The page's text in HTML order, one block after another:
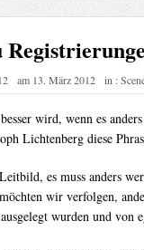
am 13. März 2012 in :
wird, wenn es
Lichtenberg diese
es muss anders
wir verfolgen,
wurden und